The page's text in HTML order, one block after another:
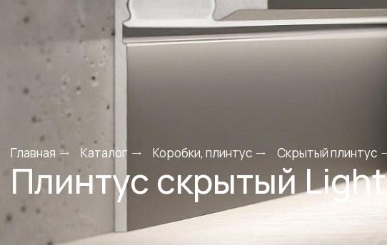
Главная Каталог Коробки, плинтус Скрытый плинтус
Плинтус скрытый Light